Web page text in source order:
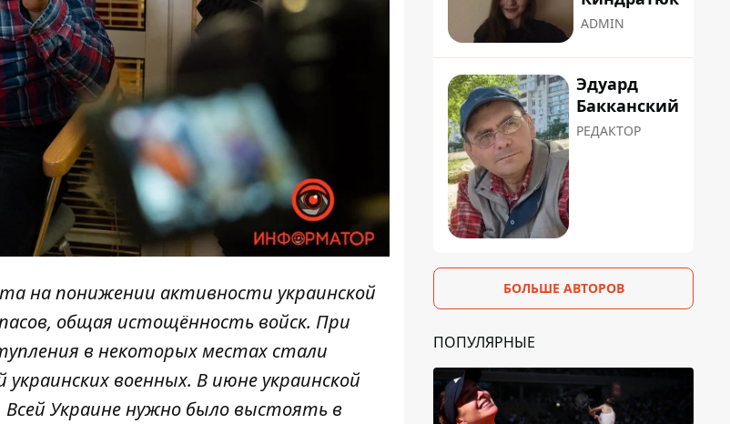
на понижении активности украинской
общая истощённость войск. При
в некоторых местах стали
военных. В июне украинской
Украине нужно было выстоять в
ADMIN
Эдуард
Бакканский
РЕДАКТОР
БОЛЬШЕ АВТОРОВ
ПОПУЛЯРНЫЕ